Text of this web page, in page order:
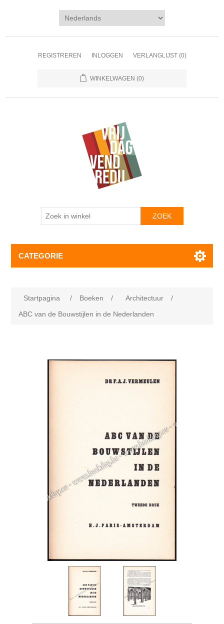
REGISTREREN INLOGGEN VERLANGLIJST (0)
WINKELWAGEN (0)
CATEGORIE
Startpagina / Boeken / Architectuur
/
ABC van de Bouwstijlen in de Nederlanden